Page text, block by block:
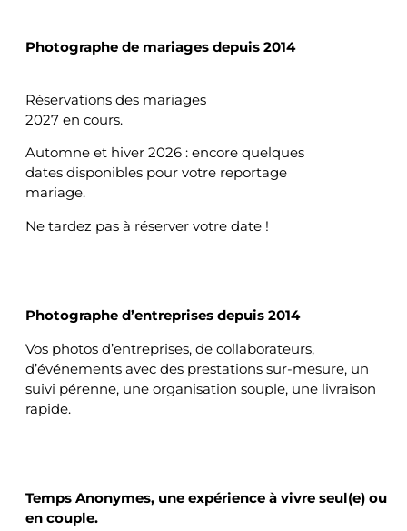
Photographe de mariages depuis 2014
Réservations des mariages
2027 en cours.
Automne et hiver 2026 : encore quelques
dates disponibles pour votre reportage
mariage.
Ne tardez pas à réserver votre date !
Photographe d’entreprises depuis 2014
Vos photos d’entreprises, de collaborateurs,
d’événements avec des prestations sur-mesure, un
suivi pérenne, une organisation souple, une livraison
rapide.
Temps Anonymes, une expérience à vivre seul(e) ou
en couple.